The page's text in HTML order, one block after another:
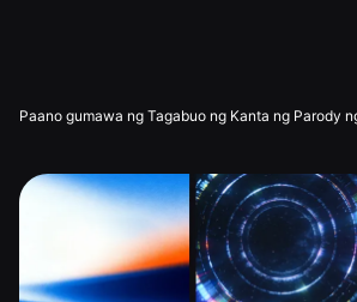
Paano gumawa ng Tagabuo ng Kanta ng Parody